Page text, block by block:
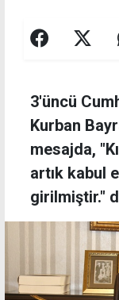
3'üncü
Kurban
mesajda,
artık kabul
girilmiştir."